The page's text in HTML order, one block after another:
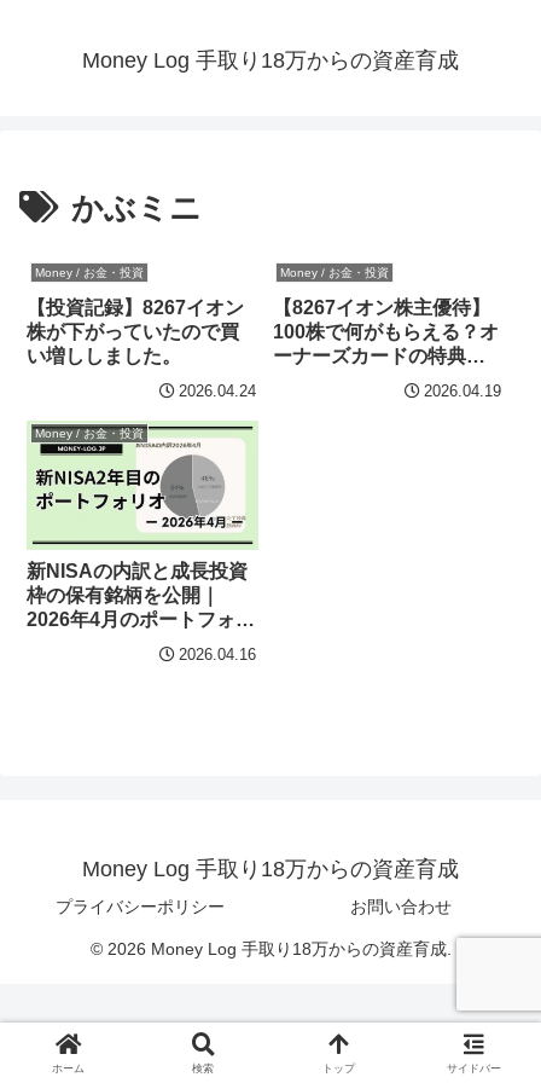
Money Log 手取り18万からの資産育成
かぶミニ
Money / お金・投資
【投資記録】8267イオン
株が下がっていたので買
い増ししました。
2026.04.24
Money / お金・投資
【8267イオン株主優待】
100株で何がもらえる？オ
ーナーズカードの特典ま
とめ【自分用メモ】
2026.04.19
Money / お金・投資
新NISAの内訳と成長投資
枠の保有銘柄を公開｜
2026年4月のポートフォリ
2026.04.16
Money Log 手取り18万からの資産育成
プライバシーポリシー お問い合わせ
© 2026 Money Log 手取り18万からの資産育成.
ホーム 検索 トップ サイドバー